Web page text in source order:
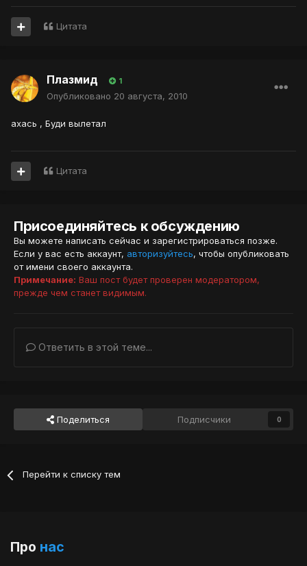
Цитата
Плазмид 1
Опубликовано 20 августа, 2010
ахась , Буди вылетал
Цитата
Присоединяйтесь к обсуждению
Вы можете написать сейчас и зарегистрироваться позже.
Если у вас есть аккаунт, авторизуйтесь, чтобы опубликовать
от имени своего аккаунта.
Примечание: Ваш пост будет проверен модератором,
прежде чем станет видимым.
Ответить в этой теме...
Поделиться Подписчики 0
Перейти к списку тем
Про нас